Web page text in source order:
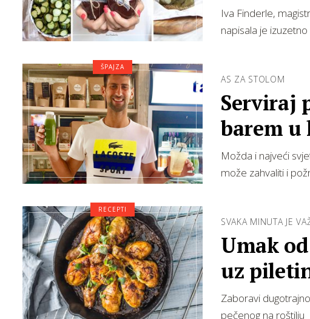
Iva Finderle,
napisala je
AS ZA STOLOM
Serviraj
barem
Možda i najveći
može zahvaliti i
ŠPAJZA
SVAKA MINUTA JE
Umak
uz
Zaboravi
pečenog na roštilju
RECEPTI